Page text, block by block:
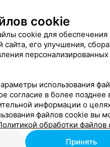
Еще
cookie
cookie для обеспечения
сайта, его улучшения, сбора
персонализированных
использования
согласие в более позднее
информации о
файлов cookie вы
обработки файлов
Принять